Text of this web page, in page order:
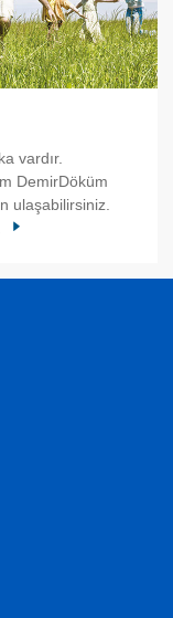
vardır.
DemirDöküm
ulaşabilirsiniz.